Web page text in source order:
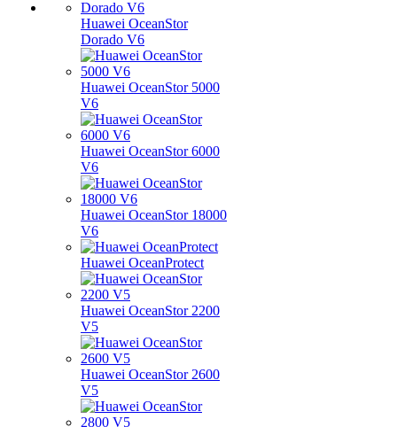
Huawei OceanStor
Dorado V6
Huawei OceanStor 5000
V6
Huawei OceanStor 6000
V6
Huawei OceanStor 18000
V6
Huawei OceanProtect
Huawei OceanStor 2200
V5
Huawei OceanStor 2600
V5